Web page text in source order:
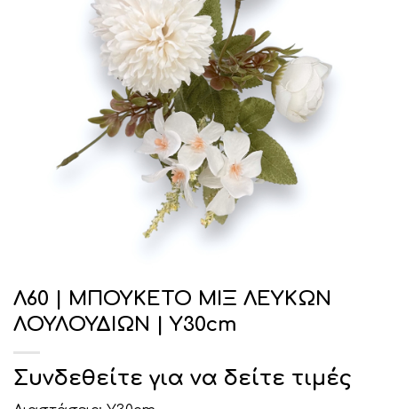
Λ60 | ΜΠΟΥΚΕΤΟ MIΞ ΛΕΥΚΩΝ
ΛΟΥΛΟΥΔΙΩΝ | Y30cm
Συνδεθείτε για να δείτε τιμές